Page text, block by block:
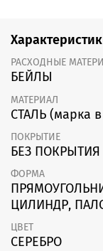
РАСХОДНЫЕ
БЕЙЛЫ
МАТЕРИАЛ
СТАЛЬ (марка
ПОКРЫТИЕ
БЕЗ ПОКРЫТИЯ
ФОРМА
ЦИЛИНДР,
ЦВЕТ
СЕРЕБРО